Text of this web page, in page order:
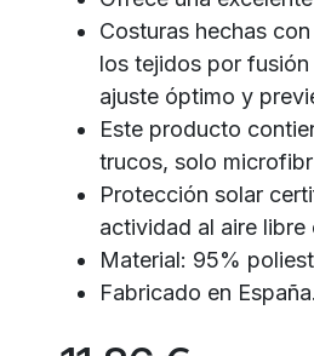
Costuras hechas
los tejidos por
ajuste óptimo y
Este producto
trucos, solo
Protección solar
actividad al aire
Material: 95%
Fabricado en